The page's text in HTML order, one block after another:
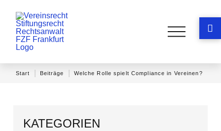
Start Beiträge Welche Rolle spielt Compliance in Vereinen?
KATEGORIEN